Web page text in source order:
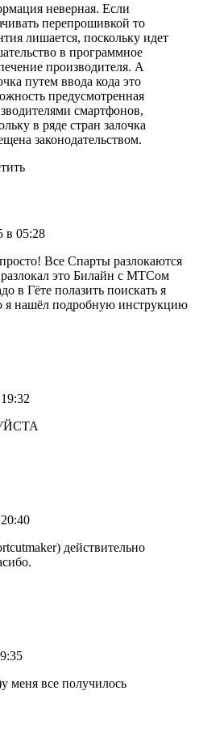
неверная. Если
перепрошивкой то
лишается, поскольку идет
в программное
производителя. А
путем ввода кода это
предусмотренная
смартфонов,
в ряде стран залочка
законодательством.
в 05:28
Все Спарты разлокаются
это Билайн с МТСом
в Гёте полазить поискать я
я нашёл подробную инструкцию
действительно
меня все получилось